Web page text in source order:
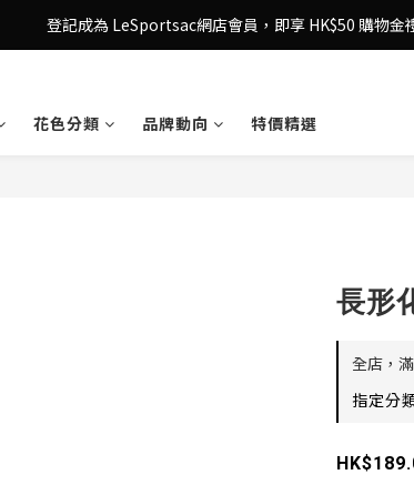
登記成為 LeSportsac網店會員，即享 HK$50 購物金
登記成為 LeSportsac網店會員，即享 HK$50 購物金
登記成為 LeSportsac網店會員，即享 HK$50 購物金禮
花色分類
品牌動向 特價精選
長形
全店，
指定分